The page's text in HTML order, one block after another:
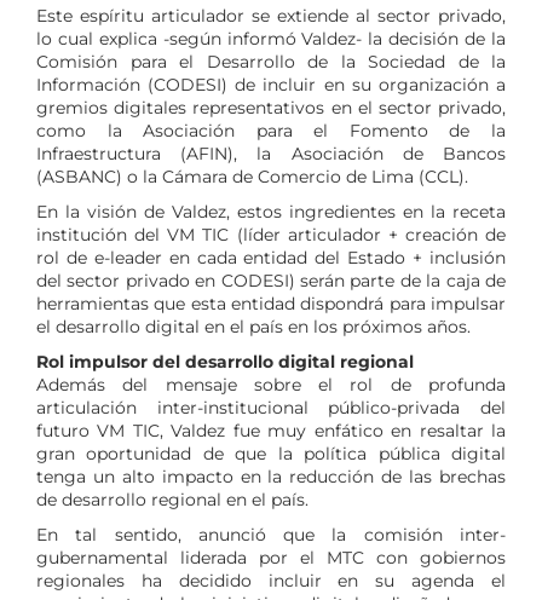
Este espíritu articulador se extiende al sector privado,
lo cual explica -según informó Valdez- la decisión de la
Comisión para el Desarrollo de la Sociedad de la
Información (CODESI) de incluir en su organización a
gremios digitales representativos en el sector privado,
como la Asociación para el Fomento de la
Infraestructura (AFIN), la Asociación de Bancos
(ASBANC) o la Cámara de Comercio de Lima (CCL).
En la visión de Valdez, estos ingredientes en la receta
institución del VM TIC (líder articulador + creación de
rol de e-leader en cada entidad del Estado + inclusión
del sector privado en CODESI) serán parte de la caja de
herramientas que esta entidad dispondrá para impulsar
el desarrollo digital en el país en los próximos años.
Rol impulsor del desarrollo digital regional
Además del mensaje sobre el rol de profunda
articulación inter-institucional público-privada del
futuro VM TIC, Valdez fue muy enfático en resaltar la
gran oportunidad de que la política pública digital
tenga un alto impacto en la reducción de las brechas
de desarrollo regional en el país.
En tal sentido, anunció que la comisión inter-
gubernamental liderada por el MTC con gobiernos
regionales ha decidido incluir en su agenda el